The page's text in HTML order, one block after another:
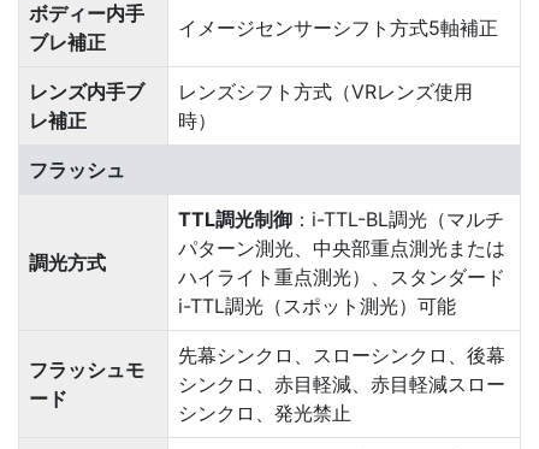
ボディー内手
ブレ補正
イメージセンサーシフト方式5軸補正
レンズ内手ブ
レ補正
レンズシフト方式（VRレンズ使用
時）
フラッシュ
調光方式
TTL調光制御 ：i-TTL-BL調光（マルチ
パターン測光、中央部重点測光または
ハイライト重点測光）、スタンダード
i-TTL調光（スポット測光）可能
フラッシュモ
ード
先幕シンクロ、スローシンクロ、後幕
シンクロ、赤目軽減、赤目軽減スロー
シンクロ、発光禁止